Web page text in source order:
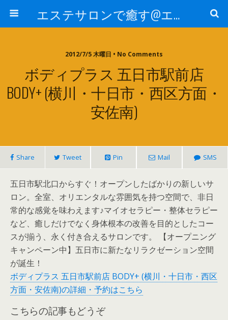
エステサロンで癒す@エステ～全国エステ情報
2012/7/5 木曜日 • No Comments
ボディプラス 五日市駅前店
BODY+ (横川・十日市・西区方面・
安佐南)
Share Tweet Pin Mail SMS
五日市駅北口からすぐ！オープンしたばかりの新しいサ
ロン。全室、オリエンタルな雰囲気を持つ空間で、非日
常的な感覚を味わえます♪マイオセラピー・整体セラピー
など、癒しだけでなく身体根本の改善を目的としたコー
スが揃う、永く付き合えるサロンです。 【オープニング
キャンペーン中】五日市に新たなリラクゼーション空間
が誕生！
ボディプラス 五日市駅前店 BODY+ (横川・十日市・西区
方面・安佐南)の詳細・予約はこちら
こちらの記事もどうぞ